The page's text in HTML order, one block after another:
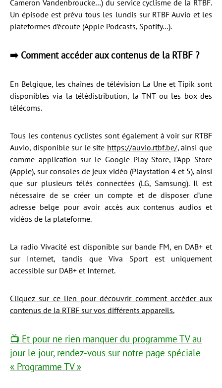
Cameron Vandenbroucke…) du service cyclisme de la RTBF.
Un épisode est prévu tous les lundis sur RTBF Auvio et les
plateformes d’écoute (Apple Podcasts, Spotify…).
➡️ Comment accéder aux contenus de la RTBF ?
En Belgique, les chaînes de télévision La Une et Tipik sont
disponibles via la télédistribution, la TNT ou les box des
télécoms.
Tous les contenus cyclistes sont également à voir sur RTBF
Auvio, disponible sur le site https://auvio.rtbf.be/, ainsi que
comme application sur le Google Play Store, l’App Store
(Apple), sur consoles de jeux vidéo (Playstation 4 et 5), ainsi
que sur plusieurs télés connectées (LG, Samsung). Il est
nécessaire de se créer un compte et de disposer d’une
adresse belge pour avoir accès aux contenus audios et
vidéos de la plateforme.
La radio Vivacité est disponible sur bande FM, en DAB+ et
sur Internet, tandis que Viva Sport est uniquement
accessible sur DAB+ et Internet.
Cliquez sur ce lien pour découvrir comment accéder aux
contenus de la RTBF sur vos différents appareils.
📺 Et pour ne rien manquer du programme TV au
jour le jour, rendez-vous sur notre page spéciale
« Programme TV »